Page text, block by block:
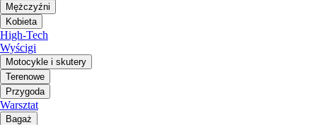
Mężczyźni
Kobieta
High-Tech
Wyścigi
Motocykle i skutery
Terenowe
Przygoda
Warsztat
Bagaż